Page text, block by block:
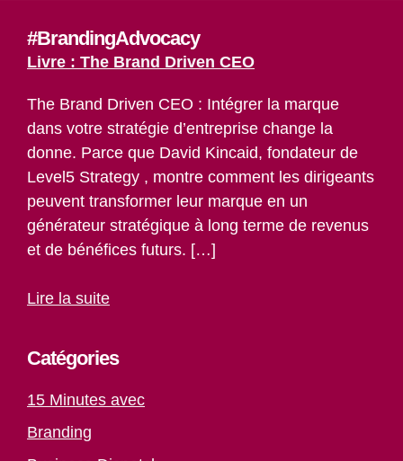
#BrandingAdvocacy
Livre : The Brand Driven CEO
The Brand Driven CEO : Intégrer la marque
dans votre stratégie d’entreprise change la
donne. Parce que David Kincaid, fondateur de
Level5 Strategy , montre comment les dirigeants
peuvent transformer leur marque en un
générateur stratégique à long terme de revenus
et de bénéfices futurs. […]
Lire la suite
Catégories
15 Minutes avec
Branding